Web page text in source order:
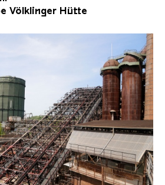
Völklinger Hütte